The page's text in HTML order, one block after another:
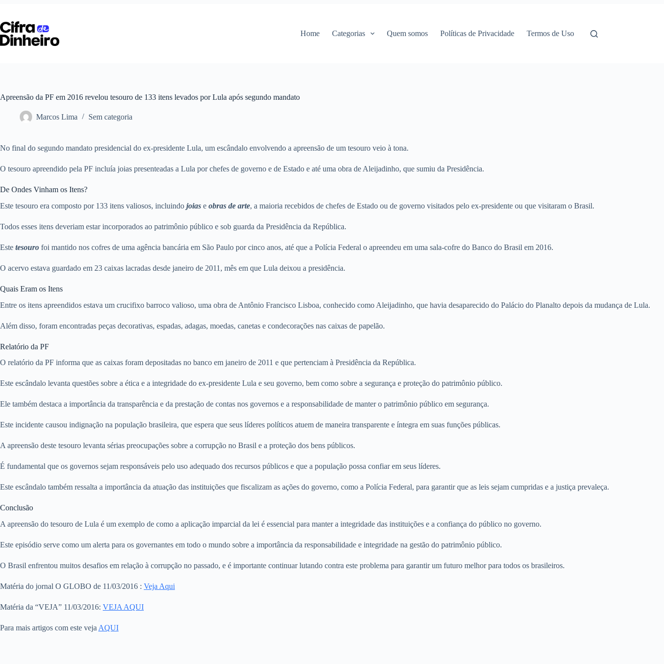
o
conteúdo
Home Categorias Quem somos Políticas de Privacidade Termos de Uso
Apreensão da PF em 2016 revelou tesouro de 133 itens levados por Lula após segundo mandato
Marcos Lima Sem categoria
No final do segundo mandato presidencial do ex-presidente Lula, um escândalo envolvendo a apreensão de um tesouro veio à tona.
O tesouro apreendido pela PF incluía joias presenteadas a Lula por chefes de governo e de Estado e até uma obra de Aleijadinho, que sumiu da Presidência.
De Ondes Vinham os Itens?
Este tesouro era composto por 133 itens valiosos, incluindo joias e obras de arte, a maioria recebidos de chefes de Estado ou de governo visitados pelo ex-presidente ou que visitaram o Brasil.
Todos esses itens deveriam estar incorporados ao patrimônio público e sob guarda da Presidência da República.
Este tesouro foi mantido nos cofres de uma agência bancária em São Paulo por cinco anos, até que a Polícia Federal o apreendeu em uma sala-cofre do Banco do Brasil em 2016.
O acervo estava guardado em 23 caixas lacradas desde janeiro de 2011, mês em que Lula deixou a presidência.
Quais Eram os Itens
Entre os itens apreendidos estava um crucifixo barroco valioso, uma obra de Antônio Francisco Lisboa, conhecido como Aleijadinho, que havia desaparecido do Palácio do Planalto depois da mudança de Lula.
Além disso, foram encontradas peças decorativas, espadas, adagas, moedas, canetas e condecorações nas caixas de papelão.
Relatório da PF
O relatório da PF informa que as caixas foram depositadas no banco em janeiro de 2011 e que pertenciam à Presidência da República.
Este escândalo levanta questões sobre a ética e a integridade do ex-presidente Lula e seu governo, bem como sobre a segurança e proteção do patrimônio público.
Ele também destaca a importância da transparência e da prestação de contas nos governos e a responsabilidade de manter o patrimônio público em segurança.
Este incidente causou indignação na população brasileira, que espera que seus líderes políticos atuem de maneira transparente e íntegra em suas funções públicas.
A apreensão deste tesouro levanta sérias preocupações sobre a corrupção no Brasil e a proteção dos bens públicos.
É fundamental que os governos sejam responsáveis pelo uso adequado dos recursos públicos e que a população possa confiar em seus líderes.
Este escândalo também ressalta a importância da atuação das instituições que fiscalizam as ações do governo, como a Polícia Federal, para garantir que as leis sejam cumpridas e a justiça prevaleça.
Conclusão
A apreensão do tesouro de Lula é um exemplo de como a aplicação imparcial da lei é essencial para manter a integridade das instituições e a confiança do público no governo.
Este episódio serve como um alerta para os governantes em todo o mundo sobre a importância da responsabilidade e integridade na gestão do patrimônio público.
O Brasil enfrentou muitos desafios em relação à corrupção no passado, e é importante continuar lutando contra este problema para garantir um futuro melhor para todos os brasileiros.
Matéria do jornal O GLOBO de 11/03/2016 : Veja Aqui
Matéria da “VEJA” 11/03/2016: VEJA AQUI
Para mais artigos com este veja AQUI